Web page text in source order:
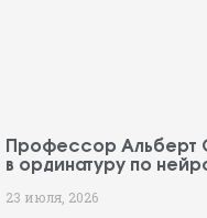
Профессор Альберт
в ординатуру по
23 июля, 2026